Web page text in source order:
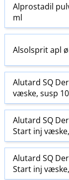
Alprostadil
ml
Alsolsprit apl
Alutard SQ
væske, susp
Alutard SQ
Start inj
Alutard SQ
Start inj